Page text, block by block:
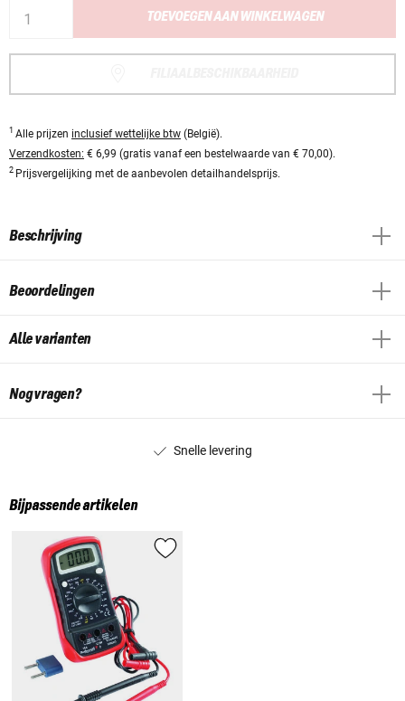
TOEVOEGEN AAN WINKELWAGEN
1 Alle prijzen inclusief wettelijke btw (België).
Verzendkosten: € 6,99 (gratis vanaf een bestelwaarde van € 70,00).
2 Prijsvergelijking met de aanbevolen detailhandelsprijs.
Beschrijving
Beoordelingen
Alle varianten
Nog vragen?
Snelle levering
Bijpassende artikelen